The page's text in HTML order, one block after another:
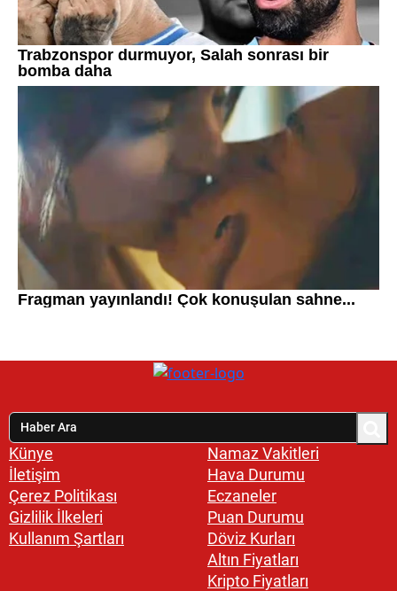
Künye
İletişim
Çerez Politikası
Gizlilik İlkeleri
Kullanım Şartları
Namaz Vakitleri
Hava Durumu
Eczaneler
Puan Durumu
Döviz Kurları
Altın Fiyatları
Kripto Fiyatları